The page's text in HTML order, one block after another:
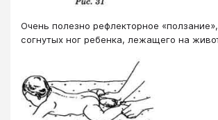
Очень полезно рефлекторное
согнутых ног ребенка, лежащего на